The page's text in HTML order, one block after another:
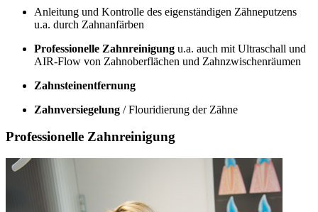
Anleitung und Kontrolle des eigenständigen Zähneputzens
u.a. durch Zahnanfärben
Professionelle Zahnreinigung u.a. auch mit Ultraschall und
AIR-Flow von Zahnoberflächen und Zahnzwischenräumen
Zahnsteinentfernung
Zahnversiegelung / Flouridierung der Zähne
Professionelle Zahnreinigung